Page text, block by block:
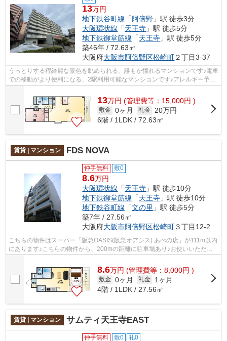
13万円
地下鉄谷町線 「 阿倍野 」駅 徒歩3分
大阪環状線 「天王寺 」駅 徒歩5分
地下鉄御堂筋線 「天王寺 」駅 徒歩5分
築46年 / 72.63㎡
大阪府大阪市阿倍野区松崎町２丁目3-37
うっとりする程綺麗な景色を眺められる、誰もが憧れるマンションです♪電車
での移動がより便利になる、2駅利用可能なマンションです♪アレルギー予防
13万円 (管理費等：15,000円 )
敷金 0ヶ月 礼金
20万円
6階 / 1LDK / 72.63㎡
賃貸 | マンション FDS NOVA
仲手無料 敷0
8.6万円
大阪環状線 「天王寺 」駅 徒歩10分
地下鉄御堂筋線 「天王寺 」駅 徒歩10分
地下鉄谷町線 「文の里 」駅 徒歩5分
築7年 / 27.56㎡
大阪府大阪市阿倍野区松崎町３丁目12-2
こちらの物件はスーパー「阪急OASIS(阪急オアシス) あべの店」が111m以内
にあります♪こちらの物件から、200mの距離に駐車場あり♪お使いいただけ
8.6万円 (管理費等：8,000円 )
敷金 0ヶ月 礼金
1ヶ月
4階 / 1LDK / 27.56㎡
賃貸 | マンション サムティ天王寺EAST
仲手無料 敷0 礼0